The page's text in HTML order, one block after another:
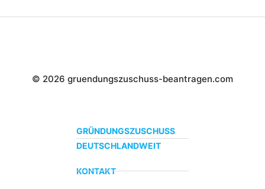
© 2026 gruendungszuschuss-beantragen.com
GRÜNDUNGSZUSCHUSS
DEUTSCHLANDWEIT
KONTAKT